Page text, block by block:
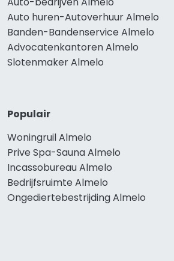
Auto huren-Autoverhuur Almelo
Banden-Bandenservice Almelo
Advocatenkantoren Almelo
Slotenmaker Almelo
Populair
Woningruil Almelo
Prive Spa-Sauna Almelo
Incassobureau Almelo
Bedrijfsruimte Almelo
Ongediertebestrijding Almelo